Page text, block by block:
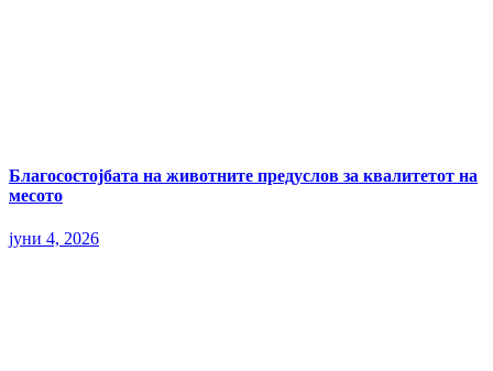
Благосостојбата на животните предуслов за квалитетот на
месото
јуни 4, 2026